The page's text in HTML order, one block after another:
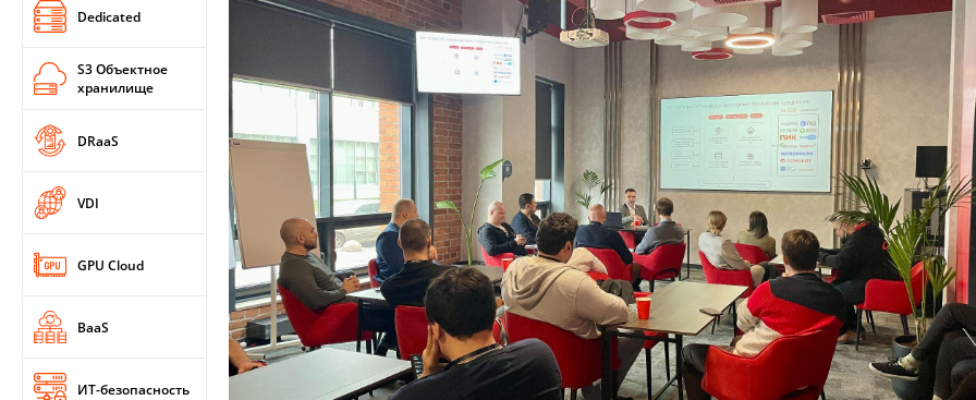
Rutube
Dedicated
S3 Объектное
хранилище
DRaaS
VDI
GPU Cloud
BaaS
ИТ-безопасность